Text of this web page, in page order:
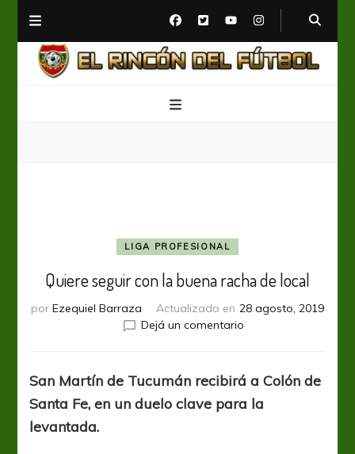
LIGA PROFESIONAL
Quiere seguir con la buena racha de local
por Ezequiel Barraza Actualizado en 28 agosto, 2019
Dejá un comentarioen
con
la
buena
San Martín de Tucumán recibirá a Colón de
Santa Fe, en un duelo clave para la
levantada.